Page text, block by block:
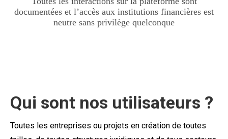
documentées et l’accès aux institutions financières est
neutre sans privilège quelconque
Qui sont nos utilisateurs ?
Toutes les entreprises ou projets en création de toutes